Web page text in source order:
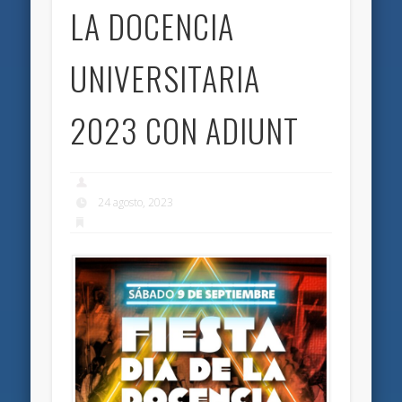
LA DOCENCIA
UNIVERSITARIA
2023 CON ADIUNT
24 agosto, 2023